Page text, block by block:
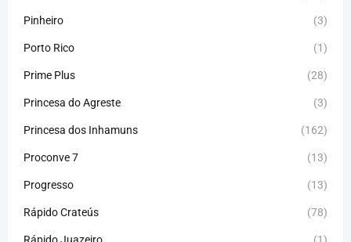
Pinheiro (3)
Porto Rico (1)
Prime Plus (28)
Princesa do Agreste (3)
Princesa dos Inhamuns (162)
Proconve 7 (13)
Progresso (13)
Rápido Crateús (78)